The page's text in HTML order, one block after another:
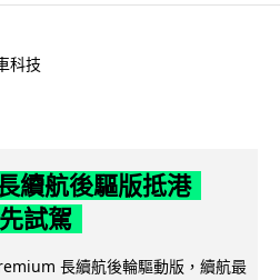
科技
續航後驅版抵港
試駕
長續航後輪驅動版，續航最